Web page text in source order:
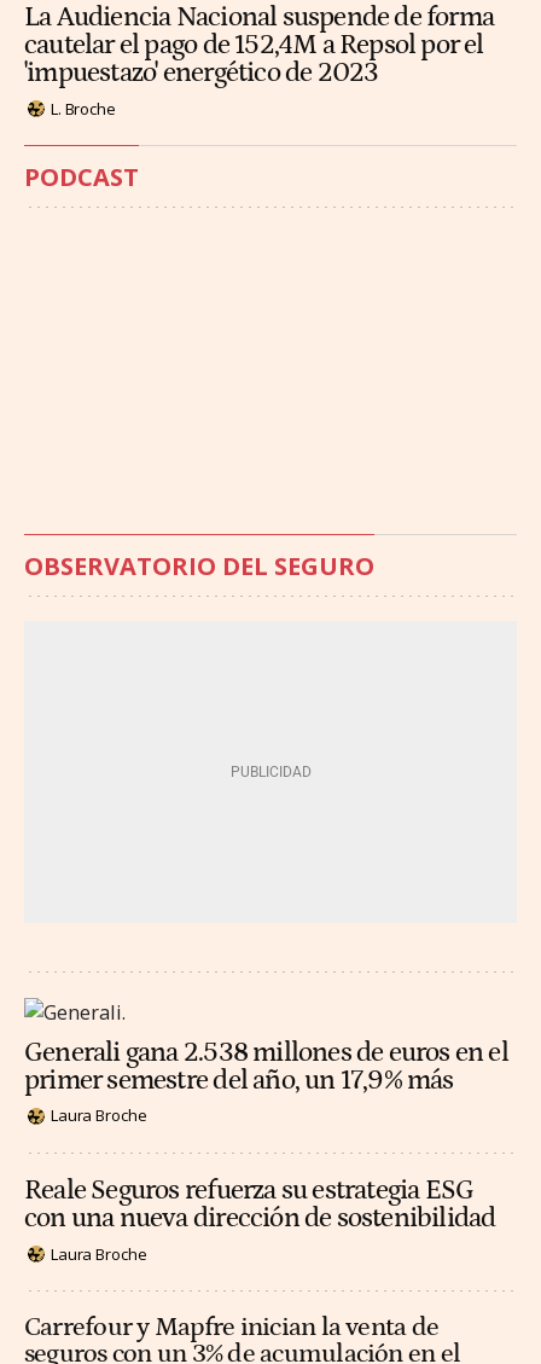
La Audiencia Nacional suspende de forma
cautelar el pago de 152,4M a Repsol por el
'impuestazo' energético de 2023
L. Broche
PODCAST
OBSERVATORIO DEL SEGURO
Generali gana 2.538 millones de euros en el
primer semestre del año, un 17,9% más
Laura Broche
Reale Seguros refuerza su estrategia ESG
con una nueva dirección de sostenibilidad
Laura Broche
Carrefour y Mapfre inician la venta de
seguros con un 3% de acumulación en el